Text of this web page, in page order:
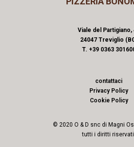
Viale del Partigiano,
24047 Treviglio
T. +39 0363
contattaci
Privacy Policy
Cookie Policy
© 2020 O & D snc di Magni
tutti i diritti riservati.